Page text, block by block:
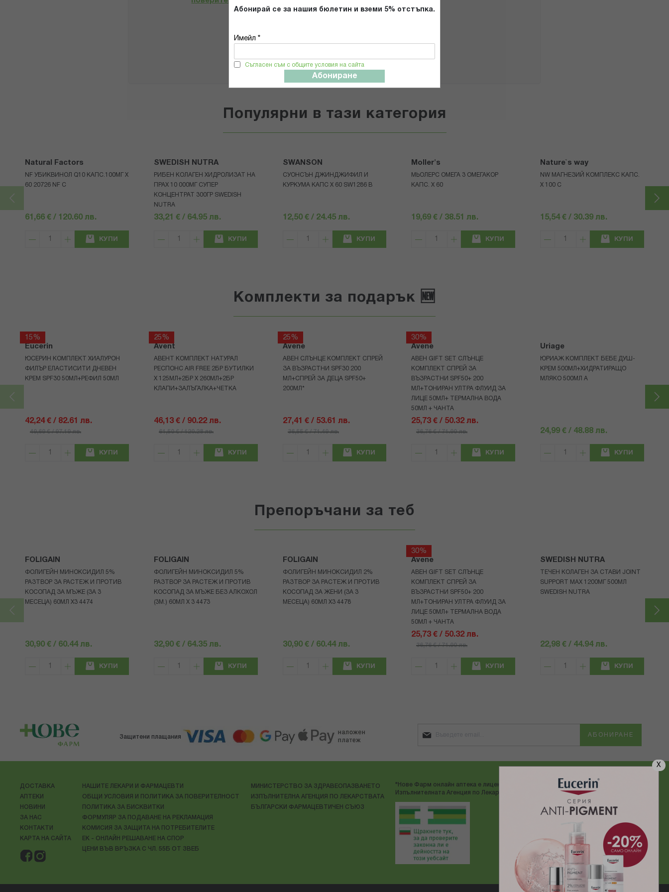
X
Абонирай се за нашия бюлетин и вземи 5% отстъпка.
Имейл *
Съгласен съм с общите условия на сайта
Абониране
Популярни в тази категория
Natural Factors
NF УБИКВИНОЛ Q10 КАПС.100МГ Х
60 20726 NF С
61,66 € / 120.60 лв.
КУПИ
SWEDISH NUTRA
РИБЕН КОЛАГЕН ХИДРОЛИЗАТ НА
ПРАХ 10 000МГ СУПЕР
КОНЦЕНТРАТ 300ГР SWEDISH
NUTRA
33,21 € / 64.95 лв.
КУПИ
SWANSON
СУОНСЪН ДЖИНДЖИФИЛ И
КУРКУМА КАПС Х 60 SW1286 B
12,50 € / 24.45 лв.
КУПИ
Moller's
МЬОЛЕРС ОМЕГА 3 ОМЕГАКОР
КАПС. X 60
19,69 € / 38.51 лв.
КУПИ
Nature`s way
NW МАГНЕЗИЙ КОМПЛЕКС КАПС.
Х 100 C
15,54 € / 30.39 лв.
КУПИ
Комплекти за подарък 🆕
15%
Eucerin
ЮСЕРИН КОМПЛЕКТ ХИАЛУРОН
ФИЛЪР ЕЛАСТИСИТИ ДНЕВЕН
КРЕМ SPF30 50МЛ+РЕФИЛ 50МЛ
42,24 € / 82.61 лв.
49,69 € / 97.19 лв.
КУПИ
25%
Avent
АВЕНТ КОМПЛЕКТ НАТУРАЛ
РЕСПОНС AIR FREE 2БР БУТИЛКИ
Х 125МЛ+2БР Х 260МЛ+2БР
КЛАПИ+ЗАЛЪГАЛКА+ЧЕТКА
46,13 € / 90.22 лв.
61,50 € / 120.28 лв.
КУПИ
25%
Avene
АВЕН СЛЪНЦЕ КОМПЛЕКТ СПРЕЙ
ЗА ВЪЗРАСТНИ SPF30 200
МЛ+СПРЕЙ ЗА ДЕЦА SPF50+
200МЛ*
27,41 € / 53.61 лв.
36,55 € / 71.49 лв.
КУПИ
30%
Avene
АВЕН GIFT SET СЛЪНЦЕ
КОМПЛЕКТ СПРЕЙ ЗА
ВЪЗРАСТНИ SPF50+ 200
МЛ+ТОНИРАН УЛТРА ФЛУИД ЗА
ЛИЦЕ 50МЛ+ ТЕРМАЛНА ВОДА
50МЛ + ЧАНТА
25,73 € / 50.32 лв.
36,76 € / 71.90 лв.
КУПИ
Uriage
ЮРИАЖ КОМПЛЕКТ БЕБЕ ДУШ-
КРЕМ 500МЛ+ХИДРАТИРАЩО
МЛЯКО 500МЛ A
24,99 € / 48.88 лв.
КУПИ
Препоръчани за теб
FOLIGAIN
ФОЛИГЕЙН МИНОКСИДИЛ 5%
РАЗТВОР ЗА РАСТЕЖ И ПРОТИВ
КОСОПАД ЗА МЪЖЕ (ЗА 3
МЕСЕЦА) 60МЛ X3 4474
30,90 € / 60.44 лв.
КУПИ
FOLIGAIN
ФОЛИГЕЙН МИНОКСИДИЛ 5%
РАЗТВОР ЗА РАСТЕЖ И ПРОТИВ
КОСОПАД ЗА МЪЖЕ БЕЗ АЛКОХОЛ
(3М.) 60МЛ X 3 4473
32,90 € / 64.35 лв.
КУПИ
FOLIGAIN
ФОЛИГЕЙН МИНОКСИДИЛ 2%
РАЗТВОР ЗА РАСТЕЖ И ПРОТИВ
КОСОПАД ЗА ЖЕНИ (ЗА 3
МЕСЕЦА) 60МЛ X3 4478
30,90 € / 60.44 лв.
КУПИ
30%
Avene
АВЕН GIFT SET СЛЪНЦЕ
КОМПЛЕКТ СПРЕЙ ЗА
ВЪЗРАСТНИ SPF50+ 200
МЛ+ТОНИРАН УЛТРА ФЛУИД ЗА
ЛИЦЕ 50МЛ+ ТЕРМАЛНА ВОДА
50МЛ + ЧАНТА
25,73 € / 50.32 лв.
36,76 € / 71.90 лв.
КУПИ
SWEDISH NUTRA
ТЕЧЕН КОЛАГЕН ЗА СТАВИ JOINT
SUPPORT MAX 1200МГ 500МЛ
SWEDISH NUTRA
22,98 € / 44.94 лв.
КУПИ
Защитени плащания АБОНИРАНЕ
ДОСТАВКА
АПТЕКИ
НОВИНИ
ЗА НАС
КОНТАКТИ
КАРТА НА САЙТА
НАШИТЕ ЛЕКАРИ И ФАРМАЦЕВТИ
ОБЩИ УСЛОВИЯ И ПОЛИТИКА ЗА ПОВЕРИТЕЛНОСТ
ПОЛИТИКА ЗА БИСКВИТКИ
ФОРМУЛЯР ЗА ПОДАВАНЕ НА РЕКЛАМАЦИЯ
КОМИСИЯ ЗА ЗАЩИТА НА ПОТРЕБИТЕЛИТЕ
ЕК - ОНЛАЙН РЕШАВАНЕ НА СПОР
ЦЕНИ ВЪВ ВРЪЗКА С ЧЛ. 55Б ОТ ЗВЕБ
МИНИСТЕРСТВО ЗА ЗДРАВЕОПАЗВАНЕТО
ИЗПЪЛНИТЕЛНА АГЕНЦИЯ ПО ЛЕКАРСТВАТА
БЪЛГАРСКИ ФАРМАЦЕВТИЧЕН СЪЮЗ
"Нове Фарм онлайн аптека е лицензирана от
Изпълнителната Агенция по Лекарствата"
ДОСТАВЯМЕ С: